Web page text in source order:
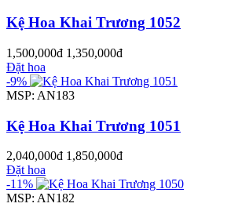
Kệ Hoa Khai Trương 1052
1,500,000đ 1,350,000đ
Đặt hoa
-9%
MSP: AN183
Kệ Hoa Khai Trương 1051
2,040,000đ 1,850,000đ
Đặt hoa
-11%
MSP: AN182